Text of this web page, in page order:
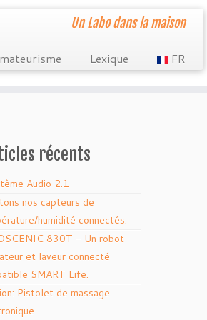
Un Labo dans la maison
Lexique FR
récents
Audio 2.1
nos capteurs de
humidité connectés.
830T – Un robot
et laveur connecté
SMART Life.
Pistolet de massage